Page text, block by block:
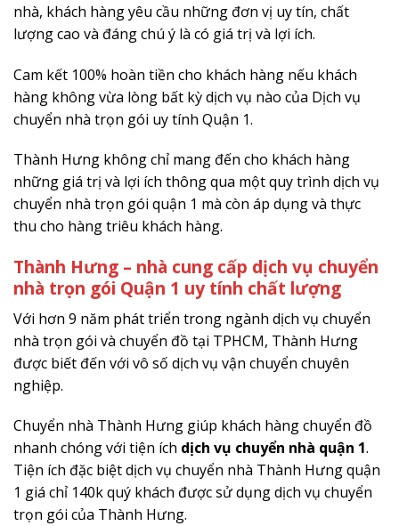
nhà, khách hàng yêu cầu những đơn vị uy tín, chất
lượng cao và đáng chú ý là có giá trị và lợi ích.
Cam kết 100% hoàn tiền cho khách hàng nếu khách
hàng không vừa lòng bất kỳ dịch vụ nào của Dịch vụ
chuyển nhà trọn gói uy tính Quận 1.
Thành Hưng không chỉ mang đến cho khách hàng
những giá trị và lợi ích thông qua một quy trình dịch vụ
chuyển nhà trọn gói quận 1 mà còn áp dụng và thực
thu cho hàng triêu khách hàng.
Thành Hưng – nhà cung cấp dịch vụ chuyển
nhà trọn gói Quận 1 uy tính chất lượng
Với hơn 9 năm phát triển trong ngành dịch vụ chuyển
nhà trọn gói và chuyển đồ tại TPHCM, Thành Hưng
được biết đến với vô số dịch vụ vận chuyển chuyên
nghiệp.
Chuyển nhà Thành Hưng giúp khách hàng chuyển đồ
nhanh chóng với tiện ích dịch vụ chuyển nhà quận 1.
Tiện ích đặc biệt dịch vụ chuyển nhà Thành Hưng quận
1 giá chỉ 140k quý khách được sử dụng dịch vụ chuyển
trọn gói của Thành Hưng.